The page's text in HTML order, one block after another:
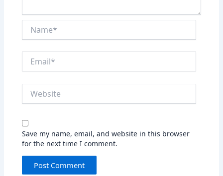
Save my name, email, and website in this browser
for the next time I comment.